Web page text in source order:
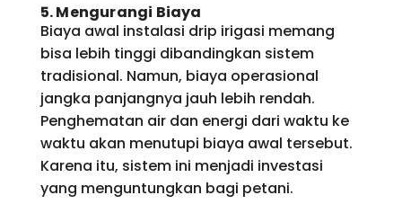
5. Mengurangi Biaya
Biaya awal instalasi drip irigasi memang
bisa lebih tinggi dibandingkan sistem
tradisional. Namun, biaya operasional
jangka panjangnya jauh lebih rendah.
Penghematan air dan energi dari waktu ke
waktu akan menutupi biaya awal tersebut.
Karena itu, sistem ini menjadi investasi
yang menguntungkan bagi petani.